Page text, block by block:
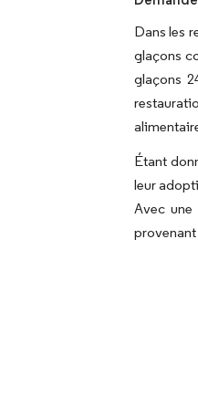
Dans les
glaçons
glaçons
Étant
leur
Avec une